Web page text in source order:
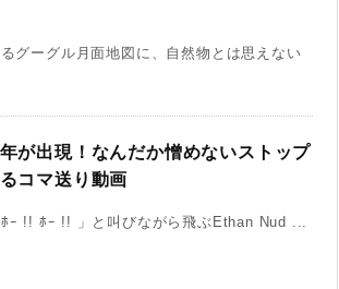
グーグル月面地図に、自然物とは思えない
が出現！なんだか憎めないストップ
コマ送り動画
ｰ !! ﾎｰ !! 」と叫びながら飛ぶEthan Nud ...